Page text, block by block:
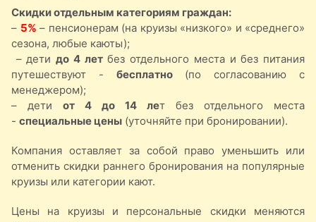
Скидки отдельным категориям граждан:
– 5% – пенсионерам (на круизы «низкого» и «среднего»
сезона, любые каюты);
– детидо 4 летбез отдельного места и без питания
путешествуют - бесплатно(по согласованию с
менеджером);
– дети от 4 до 14 лет без отдельного места
- специальные цены (уточняйте при бронировании).
Компания оставляет за собой право уменьшить или
отменить скидки раннего бронирования на популярные
круизы или категории кают.
Цены на круизы и персональные скидки меняются